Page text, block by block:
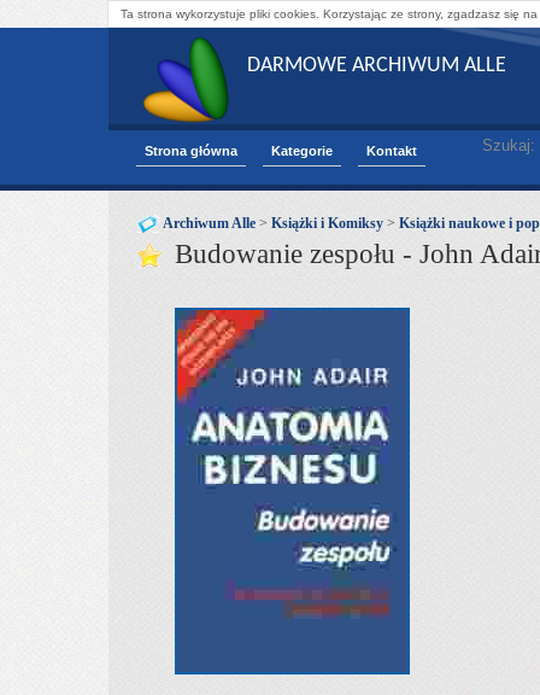
Ta strona wykorzystuje pliki cookies. Korzystając ze strony, zgadzasz się
DARMOWE ARCHIWUM ALLE
Strona główna Kategorie Kontakt Szukaj:
Archiwum Alle > Książki i Komiksy > Książki naukowe i
Budowanie zespołu - John